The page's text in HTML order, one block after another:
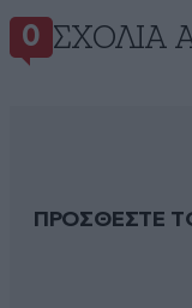
0 ΣΧΌΛΙΑ
ΠΡΟΣΘΕΣΤΕ